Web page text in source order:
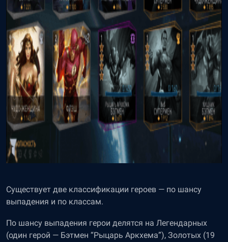
Существует две классификации героев — по шансу
выпадения и по классам.
По шансу выпадения герои делятся на Легендарных
(один герой — Бэтмен “Рыцарь Аркхема”), Золотых (19